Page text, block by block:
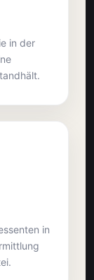
in der
in